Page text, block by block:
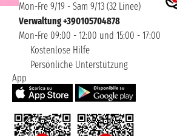
Mon-Fre 9/19 - Sam 9/13 (32 Linee)
Verwaltung +390105704878
Mon-Fre 09:00 - 12:00 und 15:00 - 17:00
Kostenlose Hilfe
Persönliche Unterstützung
App